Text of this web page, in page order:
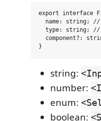
export interface
name: string; //
type: string; //
component?:
string:
number:
enum:
boolean: